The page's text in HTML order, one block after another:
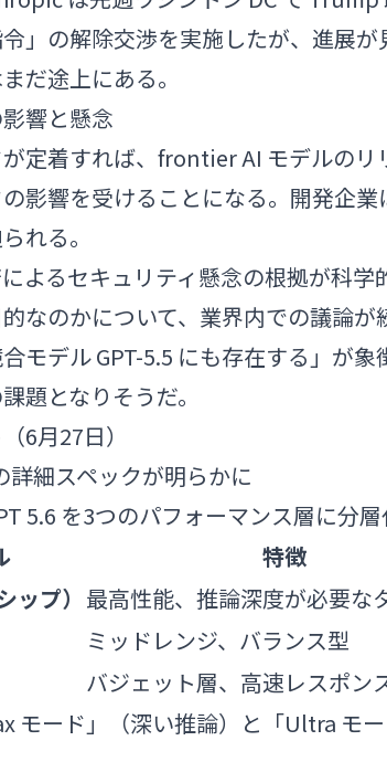
」の解除交渉を実施したが、進展
だ途上にある。
響と懸念
定着すれば、frontier AI モデルの
影響を受けることになる。開発企
れる。
よるセキュリティ懸念の根拠が科
なのかについて、業界内での議論
モデル GPT-5.5 にも存在する」が
題となりそうだ。
6月27日）
詳細スペックが明らかに
5.6 を3つのパフォーマンス層に分層
特徴
プ） 最高性能、推論深度が必要な
ミッドレンジ、バランス型
バジェット層、高速レスポン
モード」（深い推論）と「Ultra モ